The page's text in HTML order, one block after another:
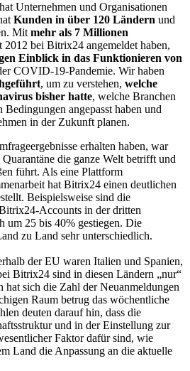
Unternehmen und Organisationen
Kunden in über 120 Ländern und
Mitmehr als 7 Millionen
2012 bei Bitrix24 angemeldet haben,
Einblick in das Funktionieren von
COVID-19-Pandemie. Wir haben
, um zu verstehen, welche
bisher hatte, welche Branchen
Bedingungen angepasst haben und
in der Zukunft planen.
erhalten haben, war
Quarantäne die ganze Welt betrifft und
führt. Als eine Plattform
hat Bitrix24 einen deutlichen
Beispielsweise sind die
Accounts in der dritten
um 25 bis 40% gestiegen. Die
zu Land sehr unterschiedlich.
der EU waren Italien und Spanien,
Bitrix24 sind in diesen Ländern „nur“
hat sich die Zahl der Neuanmeldungen
Raum betrug das wöchentliche
deuten darauf hin, dass die
und in der Einstellung zur
Faktor dafür sind, wie
Land die Anpassung an die aktuelle